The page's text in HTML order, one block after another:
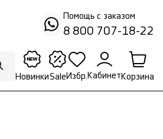
Помощь с заказом
8 800 707-18-22
НовинкиSale Избр. Кабинет Корзина